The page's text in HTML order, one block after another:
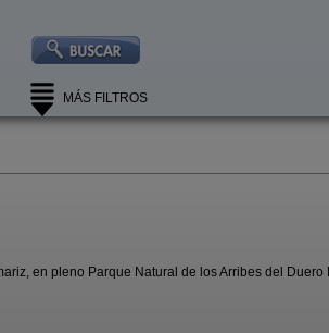
MÁS FILTROS
en pleno Parque Natural de los Arribes del Duero